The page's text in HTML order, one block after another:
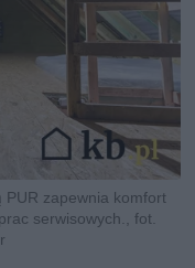
PUR zapewnia komfort
serwisowych., fot.